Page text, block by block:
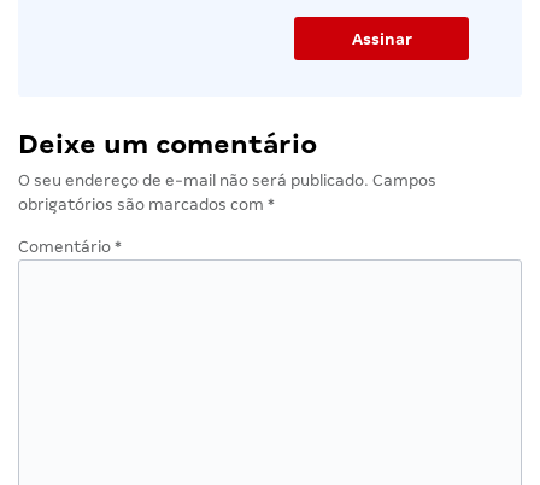
Deixe um comentário
O seu endereço de e-mail não será publicado. Campos
obrigatórios são marcados com *
Comentário *